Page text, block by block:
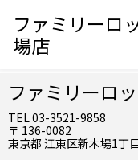
ファミリーロ
場店
ファミリーロ
TEL 03-3521-9858
〒 136-0082
東京都 江東区新木場1丁